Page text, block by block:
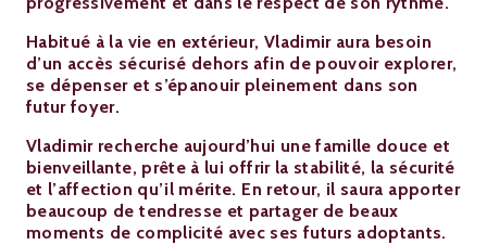
Habitué à la vie en extérieur, Vladimir aura besoin
d’un accès sécurisé dehors afin de pouvoir explorer,
se dépenser et s’épanouir pleinement dans son
futur foyer.
Vladimir recherche aujourd’hui une famille douce et
bienveillante, prête à lui offrir la stabilité, la sécurité
et l’affection qu’il mérite. En retour, il saura apporter
beaucoup de tendresse et partager de beaux
moments de complicité avec ses futurs adoptants.